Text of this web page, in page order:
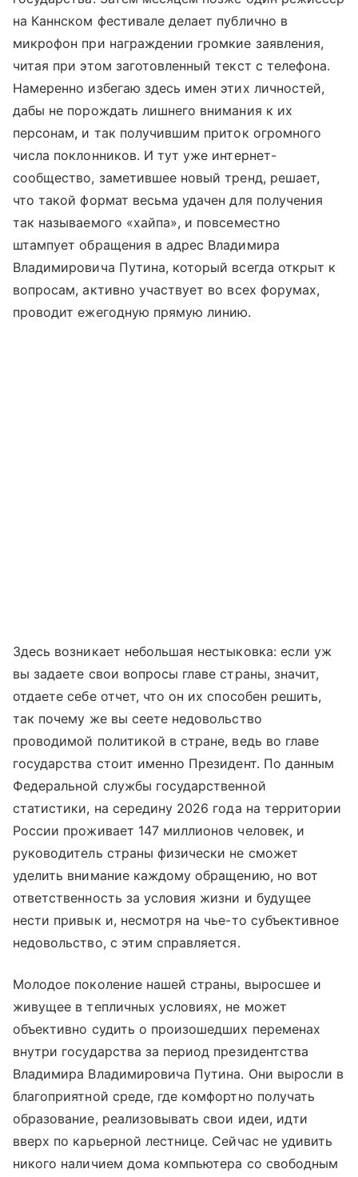
на Каннском фестивале делает публично в
микрофон при награждении громкие заявления,
читая при этом заготовленный текст с телефона.
Намеренно избегаю здесь имен этих личностей,
дабы не порождать лишнего внимания к их
персонам, и так получившим приток огромного
числа поклонников. И тут уже интернет-
сообщество, заметившее новый тренд, решает,
что такой формат весьма удачен для получения
так называемого «хайпа», и повсеместно
штампует обращения в адрес Владимира
Владимировича Путина, который всегда открыт к
вопросам, активно участвует во всех форумах,
проводит ежегодную прямую линию.
Здесь возникает небольшая нестыковка: если уж
вы задаете свои вопросы главе страны, значит,
отдаете себе отчет, что он их способен решить,
так почему же вы сеете недовольство
проводимой политикой в стране, ведь во главе
государства стоит именно Президент. По данным
Федеральной службы государственной
статистики, на середину 2026 года на территории
России проживает 147 миллионов человек, и
руководитель страны физически не сможет
уделить внимание каждому обращению, но вот
ответственность за условия жизни и будущее
нести привык и, несмотря на чье-то субъективное
недовольство, с этим справляется.
Молодое поколение нашей страны, выросшее и
живущее в тепличных условиях, не может
объективно судить о произошедших переменах
внутри государства за период президентства
Владимира Владимировича Путина. Они выросли в
благоприятной среде, где комфортно получать
образование, реализовывать свои идеи, идти
вверх по карьерной лестнице. Сейчас не удивить
никого наличием дома компьютера со свободным